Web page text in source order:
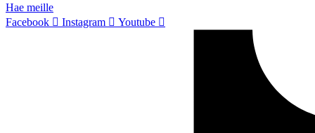
Hae meille
Facebook
Instagram Youtube